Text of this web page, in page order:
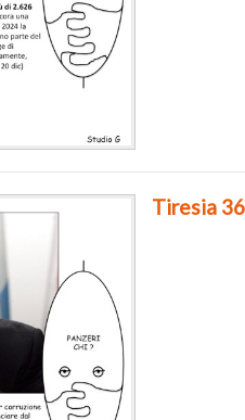
Tiresia